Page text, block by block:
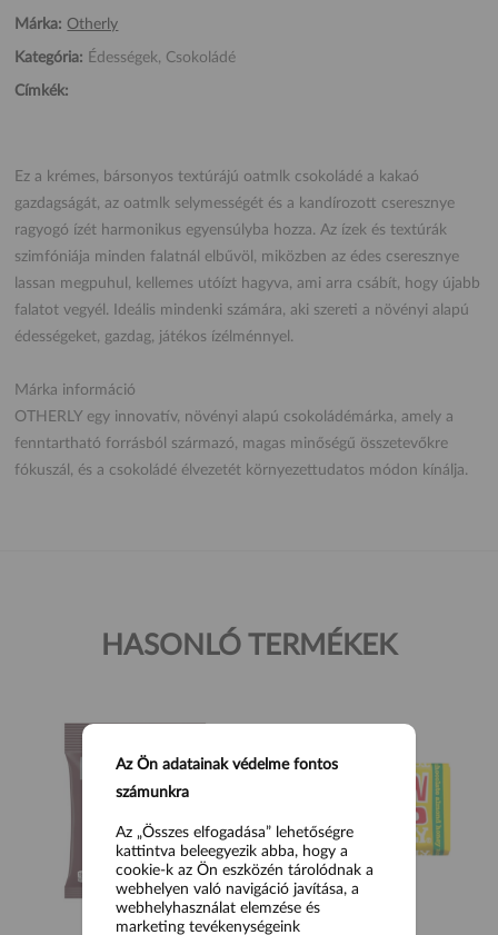
Márka: Otherly
Kategória: Édességek, Csokoládé
Címkék:
Ez a krémes, bársonyos textúrájú oatmlk csokoládé a kakaó
gazdagságát, az oatmlk selymességét és a kandírozott cseresznye
ragyogó ízét harmonikus egyensúlyba hozza. Az ízek és textúrák
szimfóniája minden falatnál elbűvöl, miközben az édes cseresznye
lassan megpuhul, kellemes utóízt hagyva, ami arra csábít, hogy újabb
falatot vegyél. Ideális mindenki számára, aki szereti a növényi alapú
édességeket, gazdag, játékos ízélménnyel.
Márka információ
OTHERLY egy innovatív, növényi alapú csokoládémárka, amely a
fenntartható forrásból származó, magas minőségű összetevőkre
fókuszál, és a csokoládé élvezetét környezettudatos módon kínálja.
HASONLÓ TERMÉKEK
Az Ön adatainak védelme fontos
számunkra
Az „Összes elfogadása” lehetőségre
kattintva beleegyezik abba, hogy a
cookie-k az Ön eszközén tárolódnak a
webhelyen való navigáció javítása, a
webhelyhasználat elemzése és
marketing tevékenységeink